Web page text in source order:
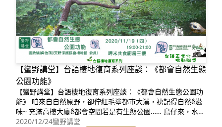
【蠻野講堂】台語棲地復育系列座談：《都會自然生態
公園功能》
【蠻野講堂】台語棲地復育系列座談：《都會自然生態公園功
能》 咱來自自然原野，卻佇紅毛塗都市大漢，袂記得自然ê滋
味~ 充滿高樓大廈ê都會空間若是有生態公園…… 鳥仔來，水雞
叫，蜂飛蝶舞，自然重新倒轉來~ 邀請您鬥陣來推捒公園生態
2020/12/24蠻野講堂